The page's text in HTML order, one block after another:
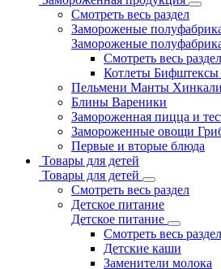
Смотреть весь раздел
Замороженые
Замороженые
Смотреть весь раздел
Котлеты Бифштексы
Пельмени Манты Хинкали
Блины Вареники
Замороженная пицца и
Замороженные овощи
Первые и вторые блюда
Товары для детей
Товары для детей
Смотреть весь раздел
Детское питание
Детское питание
Смотреть весь раздел
Детские каши
Заменители молока